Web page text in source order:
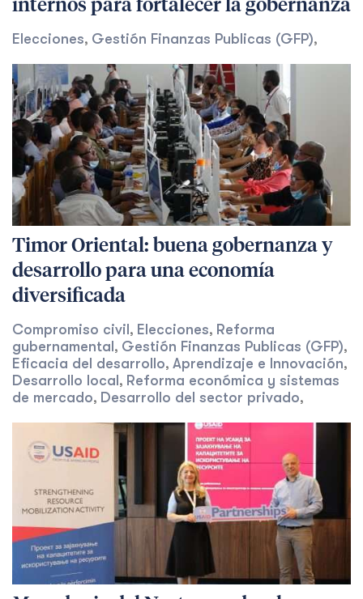
internos para fortalecer la gobernanza
Elecciones, Gestión Finanzas Publicas (GFP),
Timor Oriental: buena gobernanza y
desarrollo para una economía
diversificada
Compromiso civil , Elecciones, Reforma
gubernamental , Gestión Finanzas Publicas (GFP),
Eficacia del desarrollo, Aprendizaje e Innovación,
Desarrollo local , Reforma económica y sistemas
de mercado, Desarrollo del sector privado,